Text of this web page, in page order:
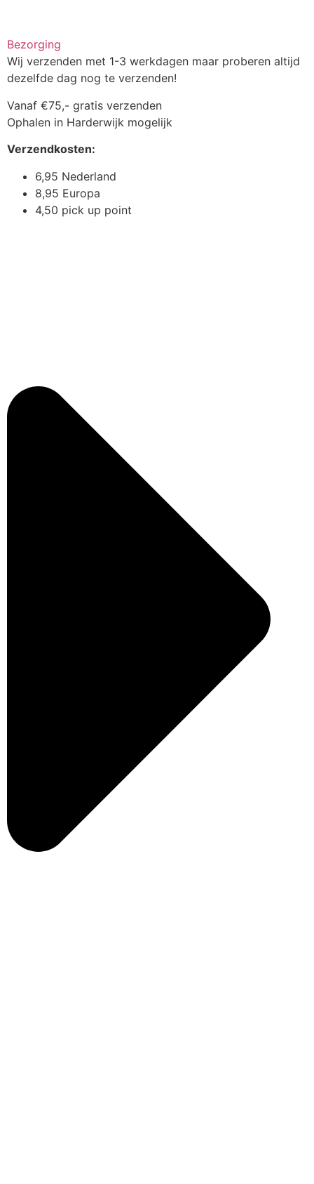
Bezorging
Wij verzenden met 1-3 werkdagen maar proberen altijd
dezelfde dag nog te verzenden!
Vanaf €75,- gratis verzenden
Ophalen in Harderwijk mogelijk
Verzendkosten:
6,95 Nederland
8,95 Europa
4,50 pick up point